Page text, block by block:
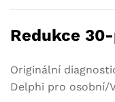
Redukce
Originální
Delphi pro osobní/